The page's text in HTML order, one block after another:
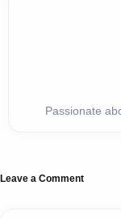
Passionate
Leave a Comment